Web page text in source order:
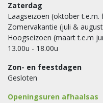
Zaterdag
Laagseizoen (oktober t.e.m.
Zomervakantie (juli &
Hoogseizoen (maart t.e.m
13.00u - 18.00u
Zon- en feestdagen
Gesloten
Openingsuren afhaalsas